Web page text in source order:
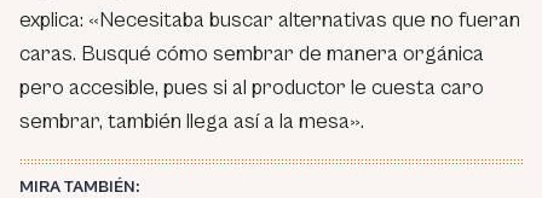
explica: «Necesitaba buscar alternativas que no fueran
caras. Busqué cómo sembrar de manera orgánica
pero accesible, pues si al productor le cuesta caro
sembrar, también llega así a la mesa».
MIRA TAMBIÉN: